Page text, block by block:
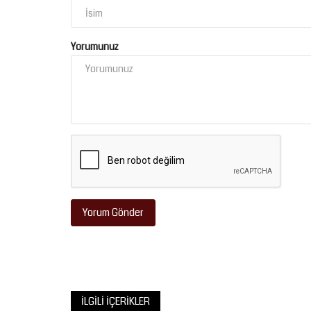
Yorumunuz
Yorum Gönder
İLGILI İÇERIKLER